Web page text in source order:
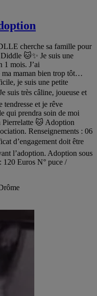
cherche sa famille pour
🐱✨ Je suis une
1 mois. J’ai
ma maman bien trop tôt…
je suis une petite
suis très câline, joueuse et
tendresse et je rêve
qui prendra soin de moi
🐱 Adoption
Renseignements : 06
d’engagement doit être
l’adoption. Adoption sous
120 Euros N° puce /